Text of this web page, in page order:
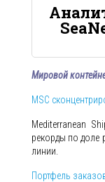
Мировой
MSC
Mediterranean
рекорды по доле
линии.
Портфель